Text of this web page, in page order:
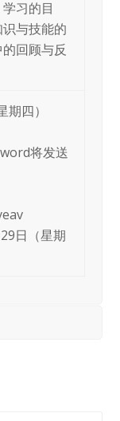
习的目
与技能的
回顾与反
四）
将发送
日（星期